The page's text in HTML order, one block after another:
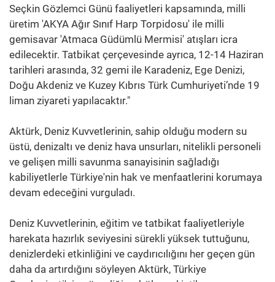
Seçkin Gözlemci Günü faaliyetleri kapsamında, milli
üretim 'AKYA Ağır Sınıf Harp Torpidosu' ile milli
gemisavar 'Atmaca Güdümlü Mermisi' atışları icra
edilecektir. Tatbikat çerçevesinde ayrıca, 12-14 Haziran
tarihleri arasında, 32 gemi ile Karadeniz, Ege Denizi,
Doğu Akdeniz ve Kuzey Kıbrıs Türk Cumhuriyeti’nde 19
liman ziyareti yapılacaktır."
Aktürk, Deniz Kuvvetlerinin, sahip olduğu modern su
üstü, denizaltı ve deniz hava unsurları, nitelikli personeli
ve gelişen milli savunma sanayisinin sağladığı
kabiliyetlerle Türkiye'nin hak ve menfaatlerini korumaya
devam edeceğini vurguladı.
Deniz Kuvvetlerinin, eğitim ve tatbikat faaliyetleriyle
harekata hazırlık seviyesini sürekli yüksek tuttuğunu,
denizlerdeki etkinliğini ve caydırıcılığını her geçen gün
daha da artırdığını söyleyen Aktürk, Türkiye